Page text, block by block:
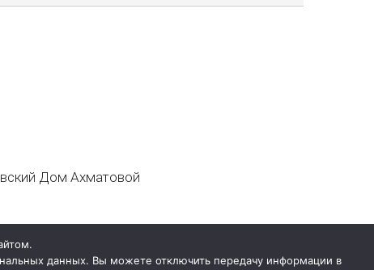
Дом Ахматовой
данных. Вы можете отключить передачу информации в